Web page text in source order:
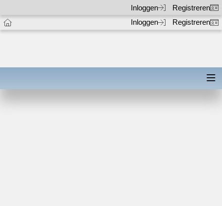
Inloggen
Registreren
Inloggen
Registreren